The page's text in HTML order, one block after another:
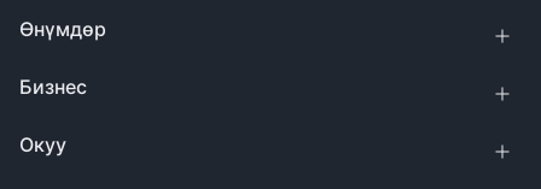
Өнүмдөр
Бизнес
Окуу